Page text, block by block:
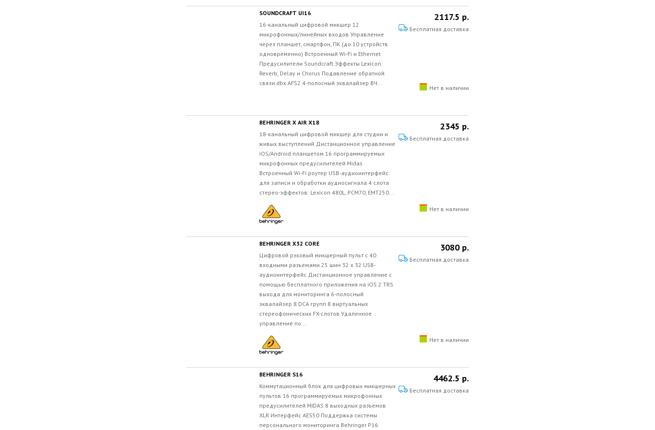
SOUNDCRAFT UI16
16-канальный цифровой микшер 12
микрофонных/линейных входов Управление
через планшет, смартфон, ПК (до 10 устройств
одновременно) Встроенный Wi-Fi и Ethernet
Предусилители Soundcraft Эффекты Lexicon:
Reverb, Delay и Chorus Подавление обратной
связи dbx AFS2 4-полосный эквалайзер ВЧ...
2117.5 р.
Бесплатная доставка
Нет в наличии
BEHRINGER X AIR X18
18-канальный цифровой микшер для студии и
живых выступлений Дистанционное управление
iOS/Android планшетом 16 программируемых
микрофонных предусилителей Midas
Встроенный Wi-Fi роутер USB-аудиоинтерфейс
для записи и обработки аудиосигнала 4 слота
стерео-эффектов: Lexicon 480L, PCM70, EMT250...
2345 р.
Бесплатная доставка
Нет в наличии
BEHRINGER X32 CORE
Цифровой рэковый микшерный пульт с 40
входными разъемами 25 шин 32 x 32 USB-
аудиоинтерфейс Дистанционное управление с
помощью бесплатного приложения на iOS 2 TRS
выхода для мониторинга 6-полосный
эквалайзер 8 DCA групп 8 виртуальных
стереофонических FX-слотов Удаленное
управление по...
3080 р.
Бесплатная доставка
Нет в наличии
BEHRINGER S16
Коммутационный блок для цифровых микшерных
пультов 16 программируемых микрофонных
предусилителей MIDAS 8 выходных разъемов
XLR Интерфейс AES50 Поддержка системы
персонального мониторинга Behringer P16
4462.5 р.
Бесплатная доставка